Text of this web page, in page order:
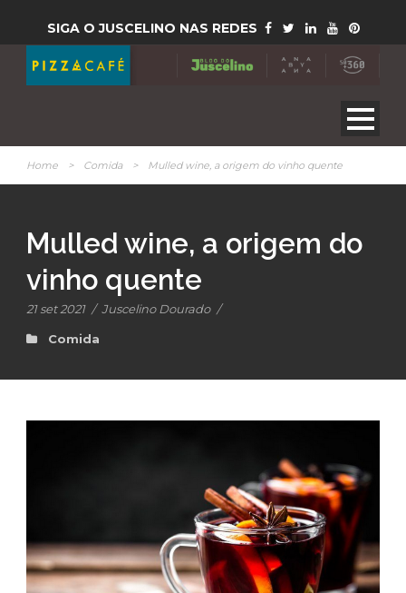
SIGA O JUSCELINO NAS REDES
Home > Comida > Mulled wine, a origem do vinho quente
Mulled wine, a origem do
vinho quente
21 set 2021 / Juscelino Dourado /
Comida